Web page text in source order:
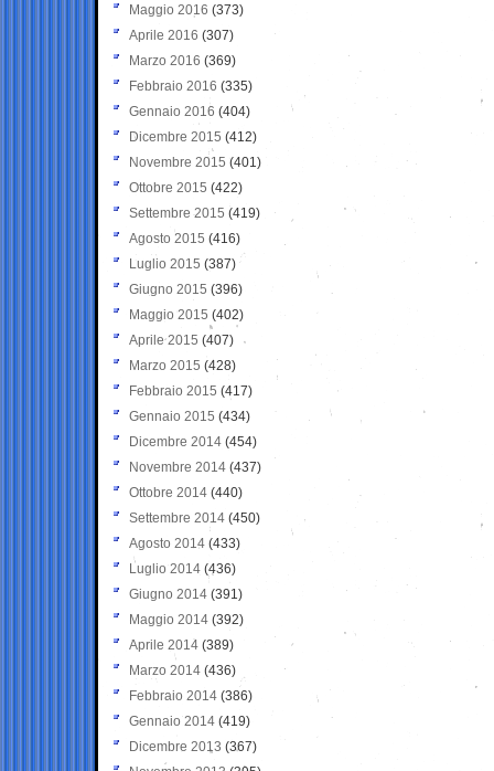
Maggio 2016 (373)
Aprile 2016 (307)
Marzo 2016 (369)
Febbraio 2016 (335)
Gennaio 2016 (404)
Dicembre 2015 (412)
Novembre 2015 (401)
Ottobre 2015 (422)
Settembre 2015 (419)
Agosto 2015 (416)
Luglio 2015 (387)
Giugno 2015 (396)
Maggio 2015 (402)
Aprile 2015 (407)
Marzo 2015 (428)
Febbraio 2015 (417)
Gennaio 2015 (434)
Dicembre 2014 (454)
Novembre 2014 (437)
Ottobre 2014 (440)
Settembre 2014 (450)
Agosto 2014 (433)
Luglio 2014 (436)
Giugno 2014 (391)
Maggio 2014 (392)
Aprile 2014 (389)
Marzo 2014 (436)
Febbraio 2014 (386)
Gennaio 2014 (419)
Dicembre 2013 (367)